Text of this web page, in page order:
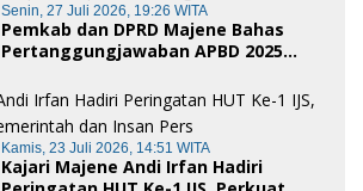
Senin, 27 Juli 2026, 19:26 WITA
Pemkab dan DPRD Majene Bahas
Pertanggungjawaban APBD 2025
Kamis, 23 Juli 2026, 14:51 WITA
Kajari Majene Andi Irfan Hadiri